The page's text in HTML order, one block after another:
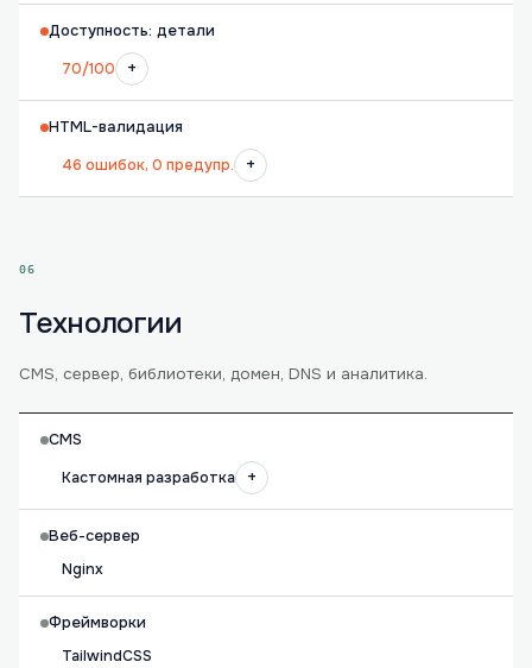
Доступность: детали
70/100
+
HTML-валидация
46 ошибок, 0 предупр.
+
06
Технологии
CMS, сервер, библиотеки, домен, DNS и аналитика.
CMS
Кастомная разработка
+
Веб-сервер
Nginx
Фреймворки
TailwindCSS